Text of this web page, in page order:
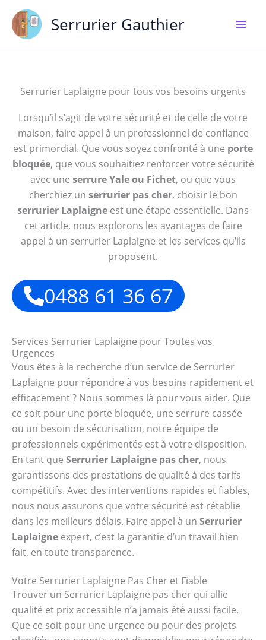
contenu
Serrurier Gauthier
Serrurier Laplaigne pour tous vos besoins urgents
Lorsqu’il s’agit de votre sécurité et de celle de votre
maison, faire appel à un professionnel de confiance
est primordial. Que vous soyez confronté à une porte
bloquée, que vous souhaitiez renforcer votre sécurité
avec une serrure Yale ou Fichet, ou que vous
cherchiez un serrurier pas cher, choisir le bon
serrurier Laplaigne est une étape essentielle. Dans
cet article, nous explorons les avantages de faire
appel à un serrurier Laplaigne et les services qu’ils
proposent.
0488 61 36 67
Services Serrurier Laplaigne pour Toutes vos
Urgences
Vous êtes à la recherche d’un service de Serrurier
Laplaigne pour répondre à vos besoins rapidement et
efficacement ? Nous sommes là pour vous aider. Que
ce soit pour une porte bloquée, une serrure cassée
ou un besoin de sécurisation, notre équipe de
professionnels expérimentés est à votre disposition.
En tant que Serrurier Laplaigne pas cher, nous
garantissons des prestations de qualité à des tarifs
compétitifs. Avec des interventions rapides et fiables,
nous nous assurons que votre sécurité est rétablie
dans les meilleurs délais. Faire appel à un Serrurier
Laplaigne expert, c’est la garantie d’un travail bien
fait, en toute transparence.
Votre Serrurier Laplaigne Pas Cher et Fiable
Trouver un Serrurier Laplaigne pas cher qui allie
qualité et prix accessible n’a jamais été aussi facile.
Que ce soit pour une urgence ou pour des projets